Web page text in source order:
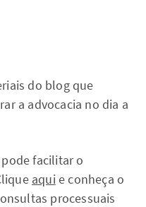
do blog que
a advocacia no dia a
facilitar o
aqui e conheça o
processuais